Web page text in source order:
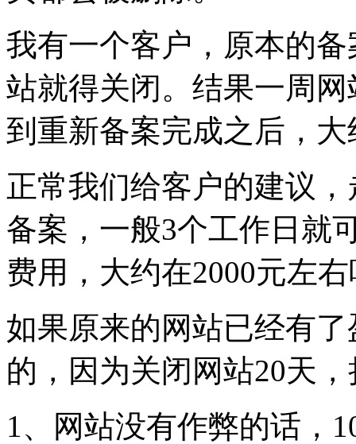
我有一个客户，原本的
站就得关闭。结果一周
到重新备案完成之后，
正常我们给客户的建议
备案，一般3个工作日就
费用，大约在2000元左
如果原来的网站已经有
的，因为关闭网站20天
1、网站没有作弊的话，